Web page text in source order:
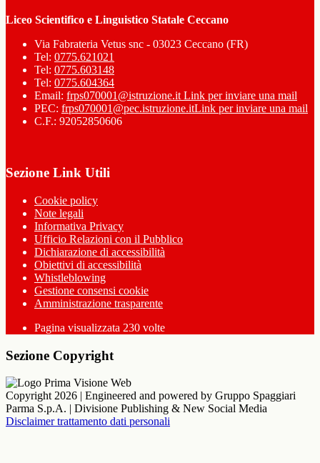
Liceo Scientifico e Linguistico Statale Ceccano
Via Fabrateria Vetus snc - 03023 Ceccano (FR)
Tel: 0775.621021
Tel: 0775.603148
Tel: 0775.604364
Email: frps070001@istruzione.it Link per inviare una mail
PEC: frps070001@pec.istruzione.itLink per inviare una mail
C.F.: 92052850606
Sezione Link Utili
Cookie policy
Note legali
Informativa Privacy
Ufficio Relazioni con il Pubblico
Dichiarazione di accessibilità
Obiettivi di accessibilità
Whistleblowing
Gestione consensi cookie
Amministrazione trasparente
Pagina visualizzata 230 volte
Sezione Copyright
Copyright 2026 | Engineered and powered by Gruppo Spaggiari
Parma S.p.A. | Divisione Publishing & New Social Media
Disclaimer trattamento dati personali